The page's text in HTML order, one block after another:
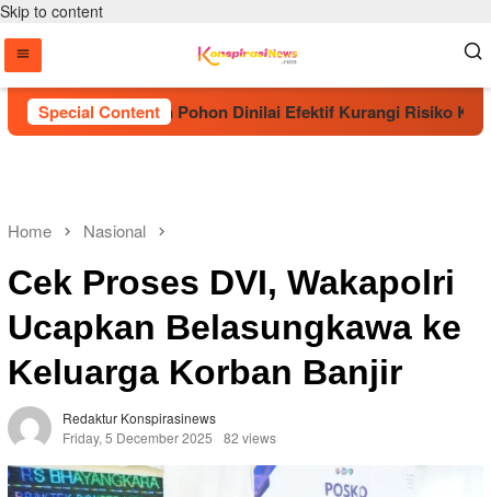
Skip to content
Special Content
Penanaman Pohon Dinilai Efektif Kurangi Risiko Karhutla
Home Nasional
Cek Proses DVI, Wakapolri
Ucapkan Belasungkawa ke
Keluarga Korban Banjir
Redaktur Konspirasinews
Friday, 5 December 2025
82 views